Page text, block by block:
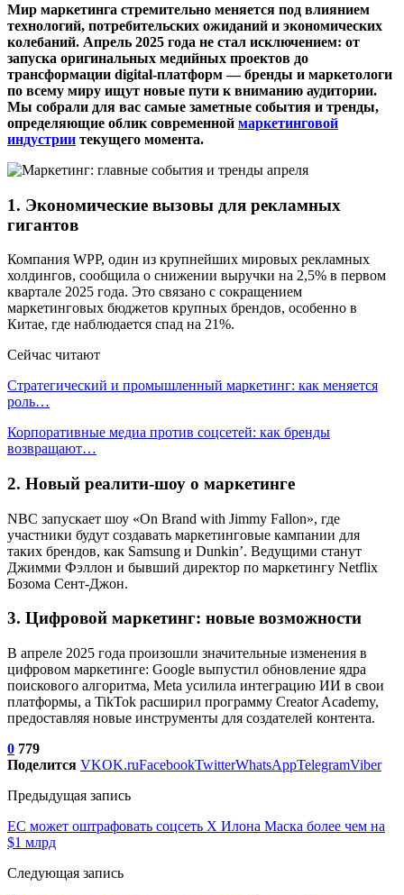
Мир маркетинга стремительно меняется под влиянием
технологий, потребительских ожиданий и экономических
колебаний. Апрель 2025 года не стал исключением: от
запуска оригинальных медийных проектов до
трансформации digital-платформ — бренды и маркетологи
по всему миру ищут новые пути к вниманию аудитории.
Мы собрали для вас самые заметные события и тренды,
определяющие облик современной маркетинговой
индустрии текущего момента.
1. Экономические вызовы для рекламных
гигантов
Компания WPP, один из крупнейших мировых рекламных
холдингов, сообщила о снижении выручки на 2,5% в первом
квартале 2025 года. Это связано с сокращением
маркетинговых бюджетов крупных брендов, особенно в
Китае, где наблюдается спад на 21%.
Сейчас читают
Стратегический и промышленный маркетинг: как меняется
роль…
Корпоративные медиа против соцсетей: как бренды
возвращают…
2. Новый реалити-шоу о маркетинге
NBC запускает шоу «On Brand with Jimmy Fallon», где
участники будут создавать маркетинговые кампании для
таких брендов, как Samsung и Dunkin’. Ведущими станут
Джимми Фэллон и бывший директор по маркетингу Netflix
Бозома Сент-Джон.
3. Цифровой маркетинг: новые возможности
В апреле 2025 года произошли значительные изменения в
цифровом маркетинге: Google выпустил обновление ядра
поискового алгоритма, Meta усилила интеграцию ИИ в свои
платформы, а TikTok расширил программу Creator Academy,
предоставляя новые инструменты для создателей контента.
0 779
Поделится VKOK.ruFacebookTwitterWhatsAppTelegramViber
Предыдущая запись
ЕС может оштрафовать соцсеть X Илона Маска более чем на
$1 млрд
Следующая запись